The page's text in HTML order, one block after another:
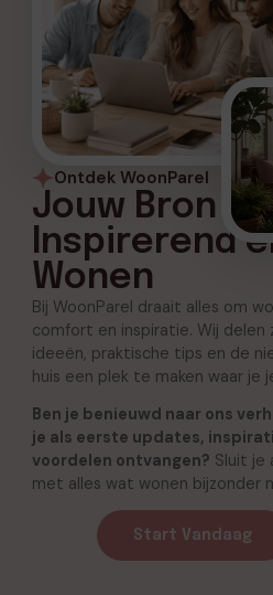
Ontdek WoonParel
Jouw Bron
Inspirerend
Wonen
Bij WoonParel draait alles om
comfort en inspiratie. Wij
ideeën, praktische tips en de
huis een plek te maken waar je
Ben je benieuwd naar ons
je als eerste updates,
voordelen ontvangen? Sluit je
met alles wat wonen bijzonder
Start Vandaag